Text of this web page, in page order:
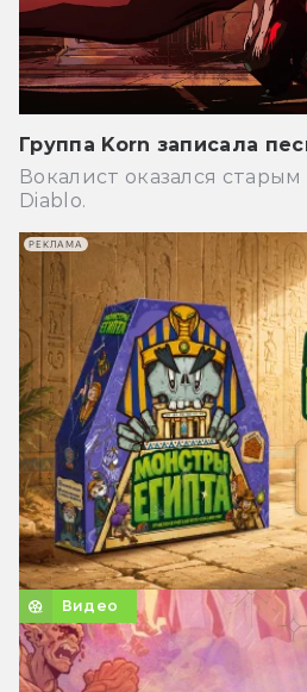
Группа Korn записала
Вокалист оказался
Diablo.
Видео
РЕКЛАМА